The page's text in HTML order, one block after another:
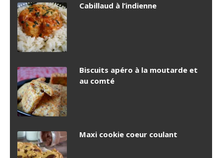
Cabillaud à l’indienne
Biscuits apéro à la moutarde et
au comté
Maxi cookie coeur coulant